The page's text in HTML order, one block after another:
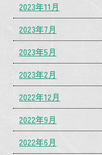
2023年11月
2023年7月
2023年5月
2023年2月
2022年12月
2022年9月
2022年6月